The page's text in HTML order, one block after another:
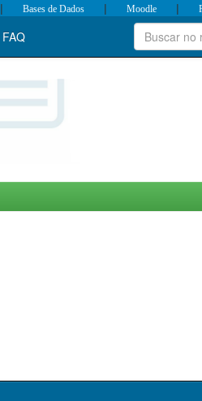
| Bases de Dados | Moodle |
FAQ